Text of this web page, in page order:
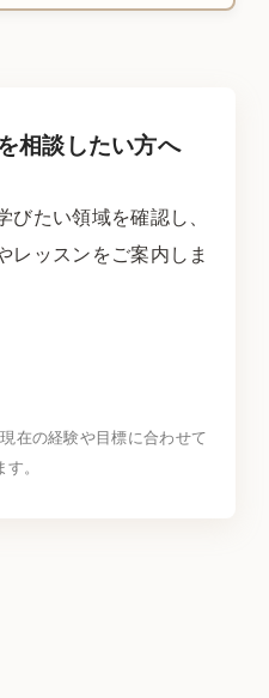
相談したい方へ
たい領域を確認し、
レッスンをご案内しま
在の経験や目標に合わせて
。